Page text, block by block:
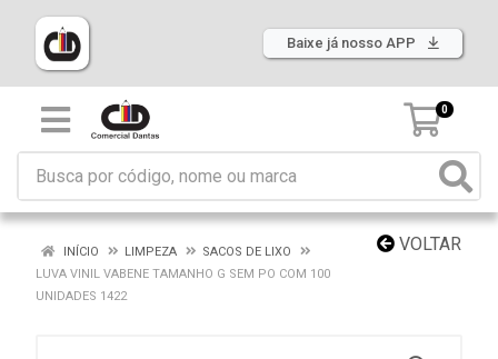
Baixe já nosso APP
0
VOLTAR
INÍCIO LIMPEZA
SACOS DE LIXO
LUVA VINIL VABENE TAMANHO G SEM PO COM 100
UNIDADES 1422